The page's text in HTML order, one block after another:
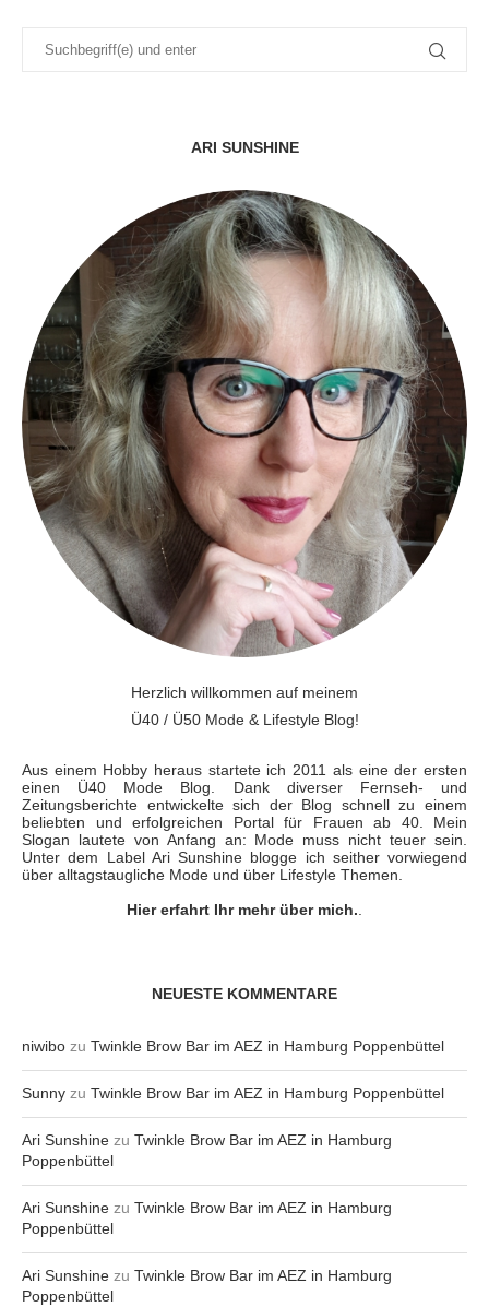
ARI SUNSHINE
Herzlich willkommen auf meinem
Ü40 / Ü50 Mode & Lifestyle Blog!
Aus einem Hobby heraus startete ich 2011 als eine der ersten
einen Ü40 Mode Blog. Dank diverser Fernseh- und
Zeitungsberichte entwickelte sich der Blog schnell zu einem
beliebten und erfolgreichen Portal für Frauen ab 40. Mein
Slogan lautete von Anfang an: Mode muss nicht teuer sein.
Unter dem Label Ari Sunshine blogge ich seither vorwiegend
über alltagstaugliche Mode und über Lifestyle Themen.
Hier erfahrt Ihr mehr über mich.
NEUESTE KOMMENTARE
niwibo zu Twinkle Brow Bar im AEZ in Hamburg Poppenbüttel
Sunny zu Twinkle Brow Bar im AEZ in Hamburg Poppenbüttel
Ari Sunshine zu Twinkle Brow Bar im AEZ in Hamburg
Poppenbüttel
Ari Sunshine zu Twinkle Brow Bar im AEZ in Hamburg
Poppenbüttel
Ari Sunshine zu Twinkle Brow Bar im AEZ in Hamburg
Poppenbüttel